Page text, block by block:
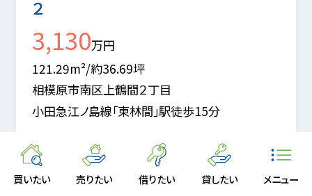
買いたい 売りたい 借りたい 貸したい メニュー
２
3,130万円
121.29m²/約36.69坪
相模原市南区上鶴間２丁目
小田急江ノ島線「東林間」駅徒歩15分